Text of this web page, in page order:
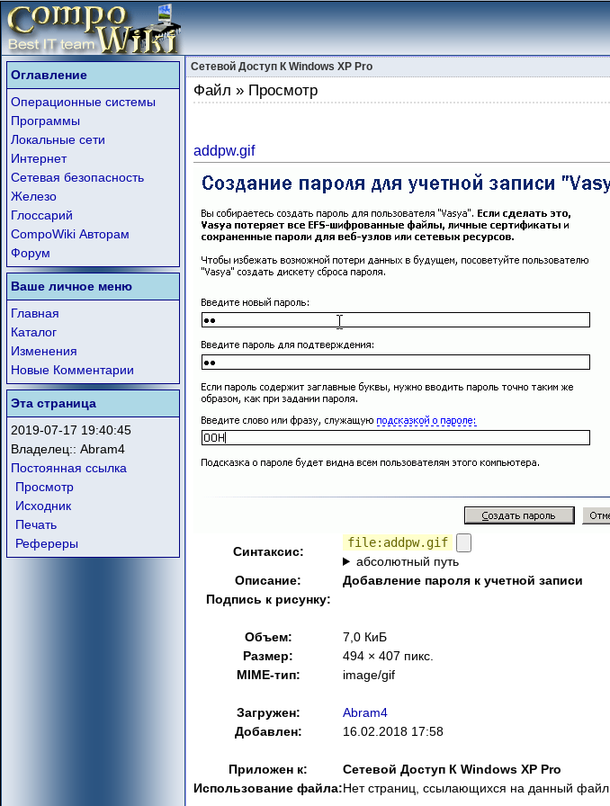
Оглавление
Операционные системы
Программы
Локальные сети
Интернет
Сетевая безопасность
Железо
Глоссарий
CompoWiki Авторам
Форум
Ваше личное меню
Главная
Каталог
Изменения
Новые Комментарии
Эта страница
2019-07-17 19:40:45
Владелец:: Abram4
Постоянная ссылка
Просмотр
Исходник
Печать
Рефереры
Сетевой Доступ К Windows XP Pro
Файл » Просмотр
addpw.gif
Синтаксис:
file:addpw.gif
абсолютный путь
Описание:
Добавление пароля к учетной записи
Подпись к рисунку:
Объем:
7,0 КиБ
Размер:
494 × 407 пикс.
MIME-тип:
image/gif
Загружен:
Abram4
Добавлен:
16.02.2018 17:58
Приложен к:
Сетевой Доступ К Windows XP Pro
Использование файла:Нет страниц, ссылающихся на данный файл.